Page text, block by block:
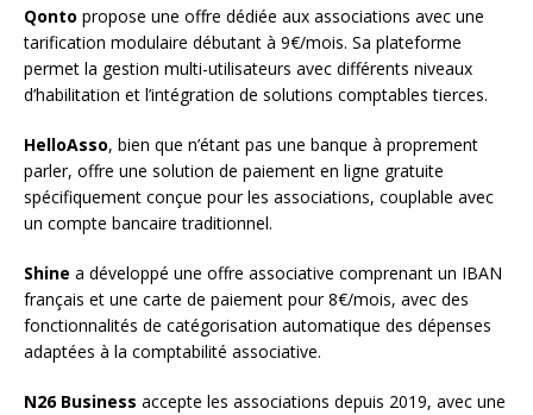
Qonto propose une offre dédiée aux associations avec une
tarification modulaire débutant à 9€/mois. Sa plateforme
permet la gestion multi-utilisateurs avec différents niveaux
d’habilitation et l’intégration de solutions comptables tierces.
HelloAsso, bien que n’étant pas une banque à proprement
parler, offre une solution de paiement en ligne gratuite
spécifiquement conçue pour les associations, couplable avec
un compte bancaire traditionnel.
Shine a développé une offre associative comprenant un IBAN
français et une carte de paiement pour 8€/mois, avec des
fonctionnalités de catégorisation automatique des dépenses
adaptées à la comptabilité associative.
N26 Business accepte les associations depuis 2019, avec une